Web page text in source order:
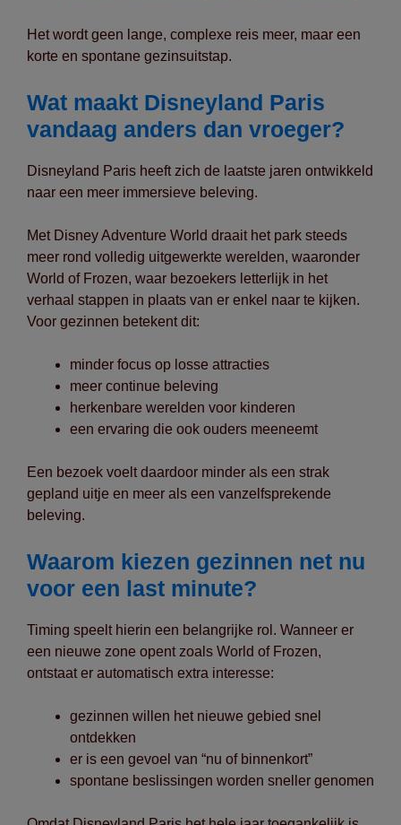
Het wordt geen lange, complexe reis meer, maar een
korte en spontane gezinsuitstap.
Wat maakt Disneyland Paris
vandaag anders dan vroeger?
Disneyland Paris heeft zich de laatste jaren ontwikkeld
naar een meer immersieve beleving.
Met Disney Adventure World draait het park steeds
meer rond volledig uitgewerkte werelden, waaronder
World of Frozen, waar bezoekers letterlijk in het
verhaal stappen in plaats van er enkel naar te kijken.
Voor gezinnen betekent dit:
minder focus op losse attracties
meer continue beleving
herkenbare werelden voor kinderen
een ervaring die ook ouders meeneemt
Een bezoek voelt daardoor minder als een strak
gepland uitje en meer als een vanzelfsprekende
beleving.
Waarom kiezen gezinnen net nu
voor een last minute?
Timing speelt hierin een belangrijke rol. Wanneer er
een nieuwe zone opent zoals World of Frozen,
ontstaat er automatisch extra interesse:
gezinnen willen het nieuwe gebied snel
ontdekken
er is een gevoel van “nu of binnenkort”
spontane beslissingen worden sneller genomen